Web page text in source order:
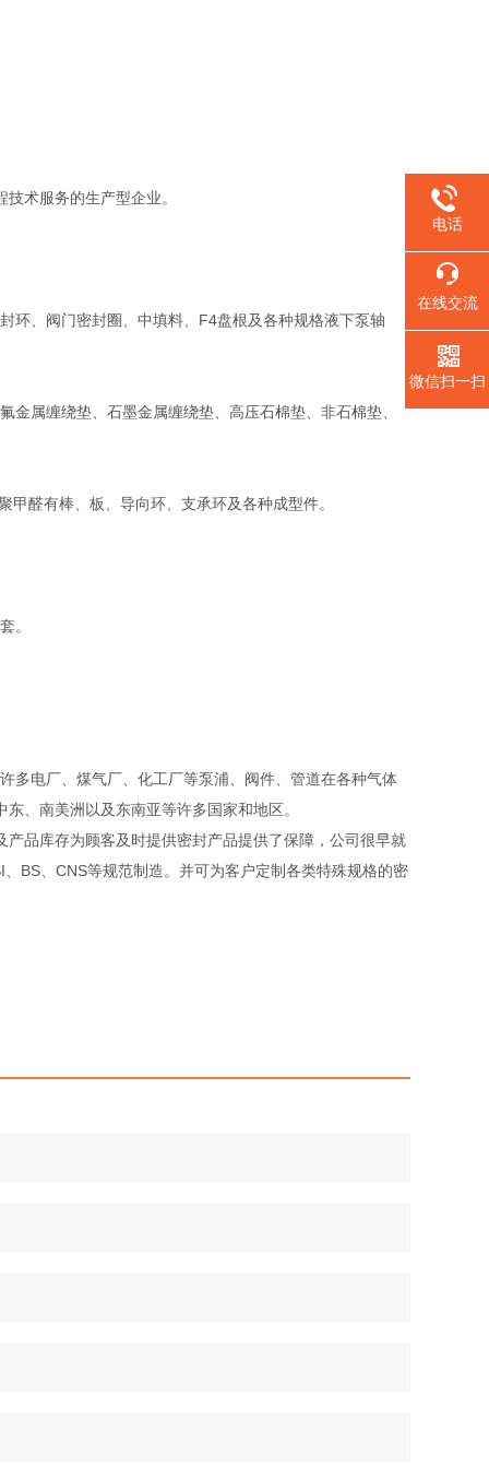
术服务的生产型企业。
、阀门密封圈、中填料、F4盘根及各种规格液下泵轴
属缠绕垫、石墨金属缠绕垫、高压石棉垫、非石棉垫、
醛有棒、板、导向环、支承环及各种成型件。
。
电厂、煤气厂、化工厂等泵浦、阀件、管道在各种气体
东、南美洲以及东南亚等许多国家和地区。
品库存为顾客及时提供密封产品提供了保障，公司很早就
BS、CNS等规范制造。并可为客户定制各类特殊规格的密
电话
在线交流
微信扫一扫